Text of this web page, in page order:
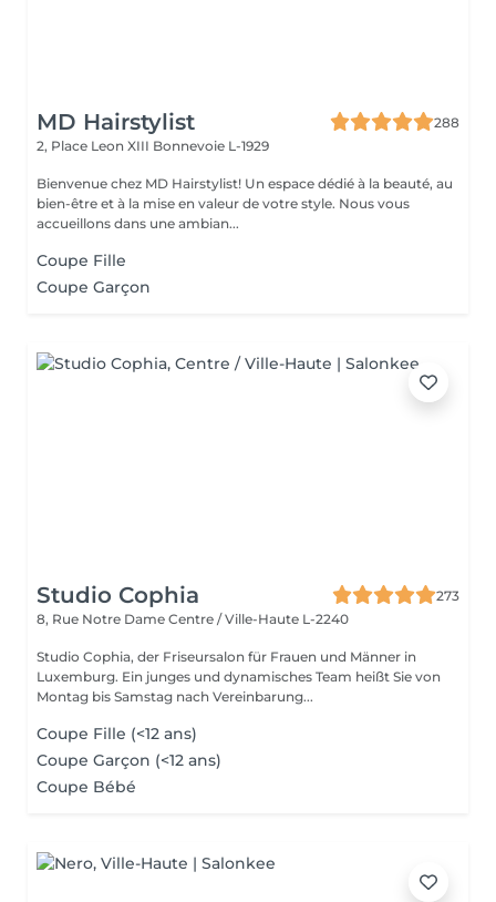
MD Hairstylist
288
2, Place Leon XIII Bonnevoie L-1929
Bienvenue chez MD Hairstylist! Un espace dédié à la beauté, au
bien-être et à la mise en valeur de votre style. Nous vous
accueillons dans une ambian...
Coupe Fille
Coupe Garçon
Studio Cophia
273
8, Rue Notre Dame Centre / Ville-Haute L-2240
Studio Cophia, der Friseursalon für Frauen und Männer in
Luxemburg. Ein junges und dynamisches Team heißt Sie von
Montag bis Samstag nach Vereinbarung...
Coupe Fille (<12 ans)
Coupe Garçon (<12 ans)
Coupe Bébé